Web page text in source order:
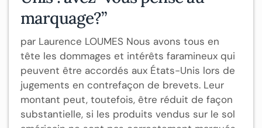
marquage?”
par Laurence LOUMES Nous avons tous en
tête les dommages et intérêts faramineux qui
peuvent être accordés aux États-Unis lors de
jugements en contrefaçon de brevets. Leur
montant peut, toutefois, être réduit de façon
substantielle, si les produits vendus sur le sol